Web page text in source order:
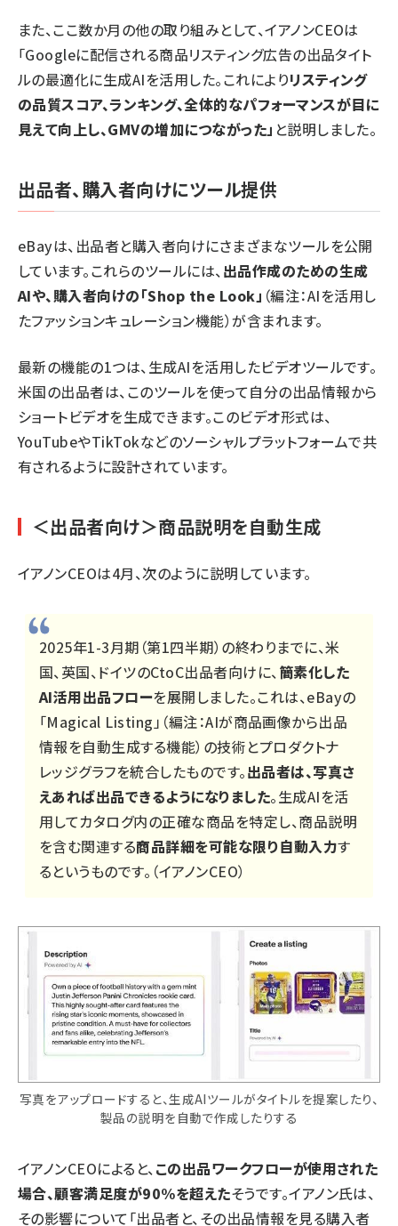
また、ここ数か月の他の取り組みとして、イアノンCEOは
「Googleに配信される商品リスティング広告の出品タイト
ルの最適化に生成AIを活用した。これによりリスティング
の品質スコア、ランキング、全体的なパフォーマンスが目に
見えて向上し、GMVの増加につながった」 と説明しました。
出品者、購入者向けにツール提供
eBayは、出品者と購入者向けにさまざまなツールを公開
しています。これらのツールには、 出品作成のための生成
AIや、購入者向けの「Shop the Look」 （編注：AIを活用し
たファッションキュレーション機能）が含まれます。
最新の機能の1つは、生成AIを活用したビデオツールです。
米国の出品者は、このツールを使って自分の出品情報から
ショートビデオを生成できます。このビデオ形式は、
YouTubeやTikTokなどのソーシャルプラットフォームで共
有されるように設計されています。
＜出品者向け＞商品説明を自動生成
イアノンCEOは4月、次のように説明しています。
2025年1-3月期（第1四半期）の終わりまでに、米
国、英国、ドイツのCtoC出品者向けに、 簡素化した
AI活用出品フローを展開しました。これは、eBayの
「Magical Listing」（編注：AIが商品画像から出品
情報を自動生成する機能）の技術とプロダクトナ
レッジグラフを統合したものです。出品者は、写真さ
えあれば出品できるようになりました。生成AIを活
用してカタログ内の正確な商品を特定し、商品説明
を含む関連する商品詳細を可能な限り自動入力す
るというものです。（イアノンCEO）
写真をアップロードすると、生成AIツールがタイトルを提案したり、
製品の説明を自動で作成したりする
イアノンCEOによると、この出品ワークフローが使用された
場合、顧客満足度が90%を超えたそうです。イアノン氏は、
その影響について「出品者と、その出品情報を見る購入者